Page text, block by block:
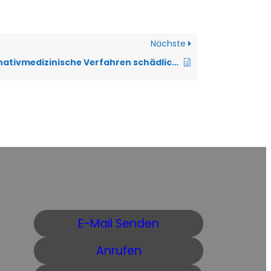
Nächste
Können alternativmedizinische Verfahren schädlich sein?
E-Mail Senden
Anrufen